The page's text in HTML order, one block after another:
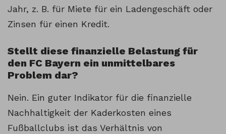
Jahr, z. B. für Miete für ein Ladengeschäft oder
Zinsen für einen Kredit.
Stellt diese finanzielle Belastung für
den FC Bayern ein unmittelbares
Problem dar?
Nein. Ein guter Indikator für die finanzielle
Nachhaltigkeit der Kaderkosten eines
Fußballclubs ist das Verhältnis von